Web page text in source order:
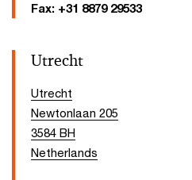
Fax: +31 8879 29533
Utrecht
Utrecht
Newtonlaan 205
3584 BH
Netherlands